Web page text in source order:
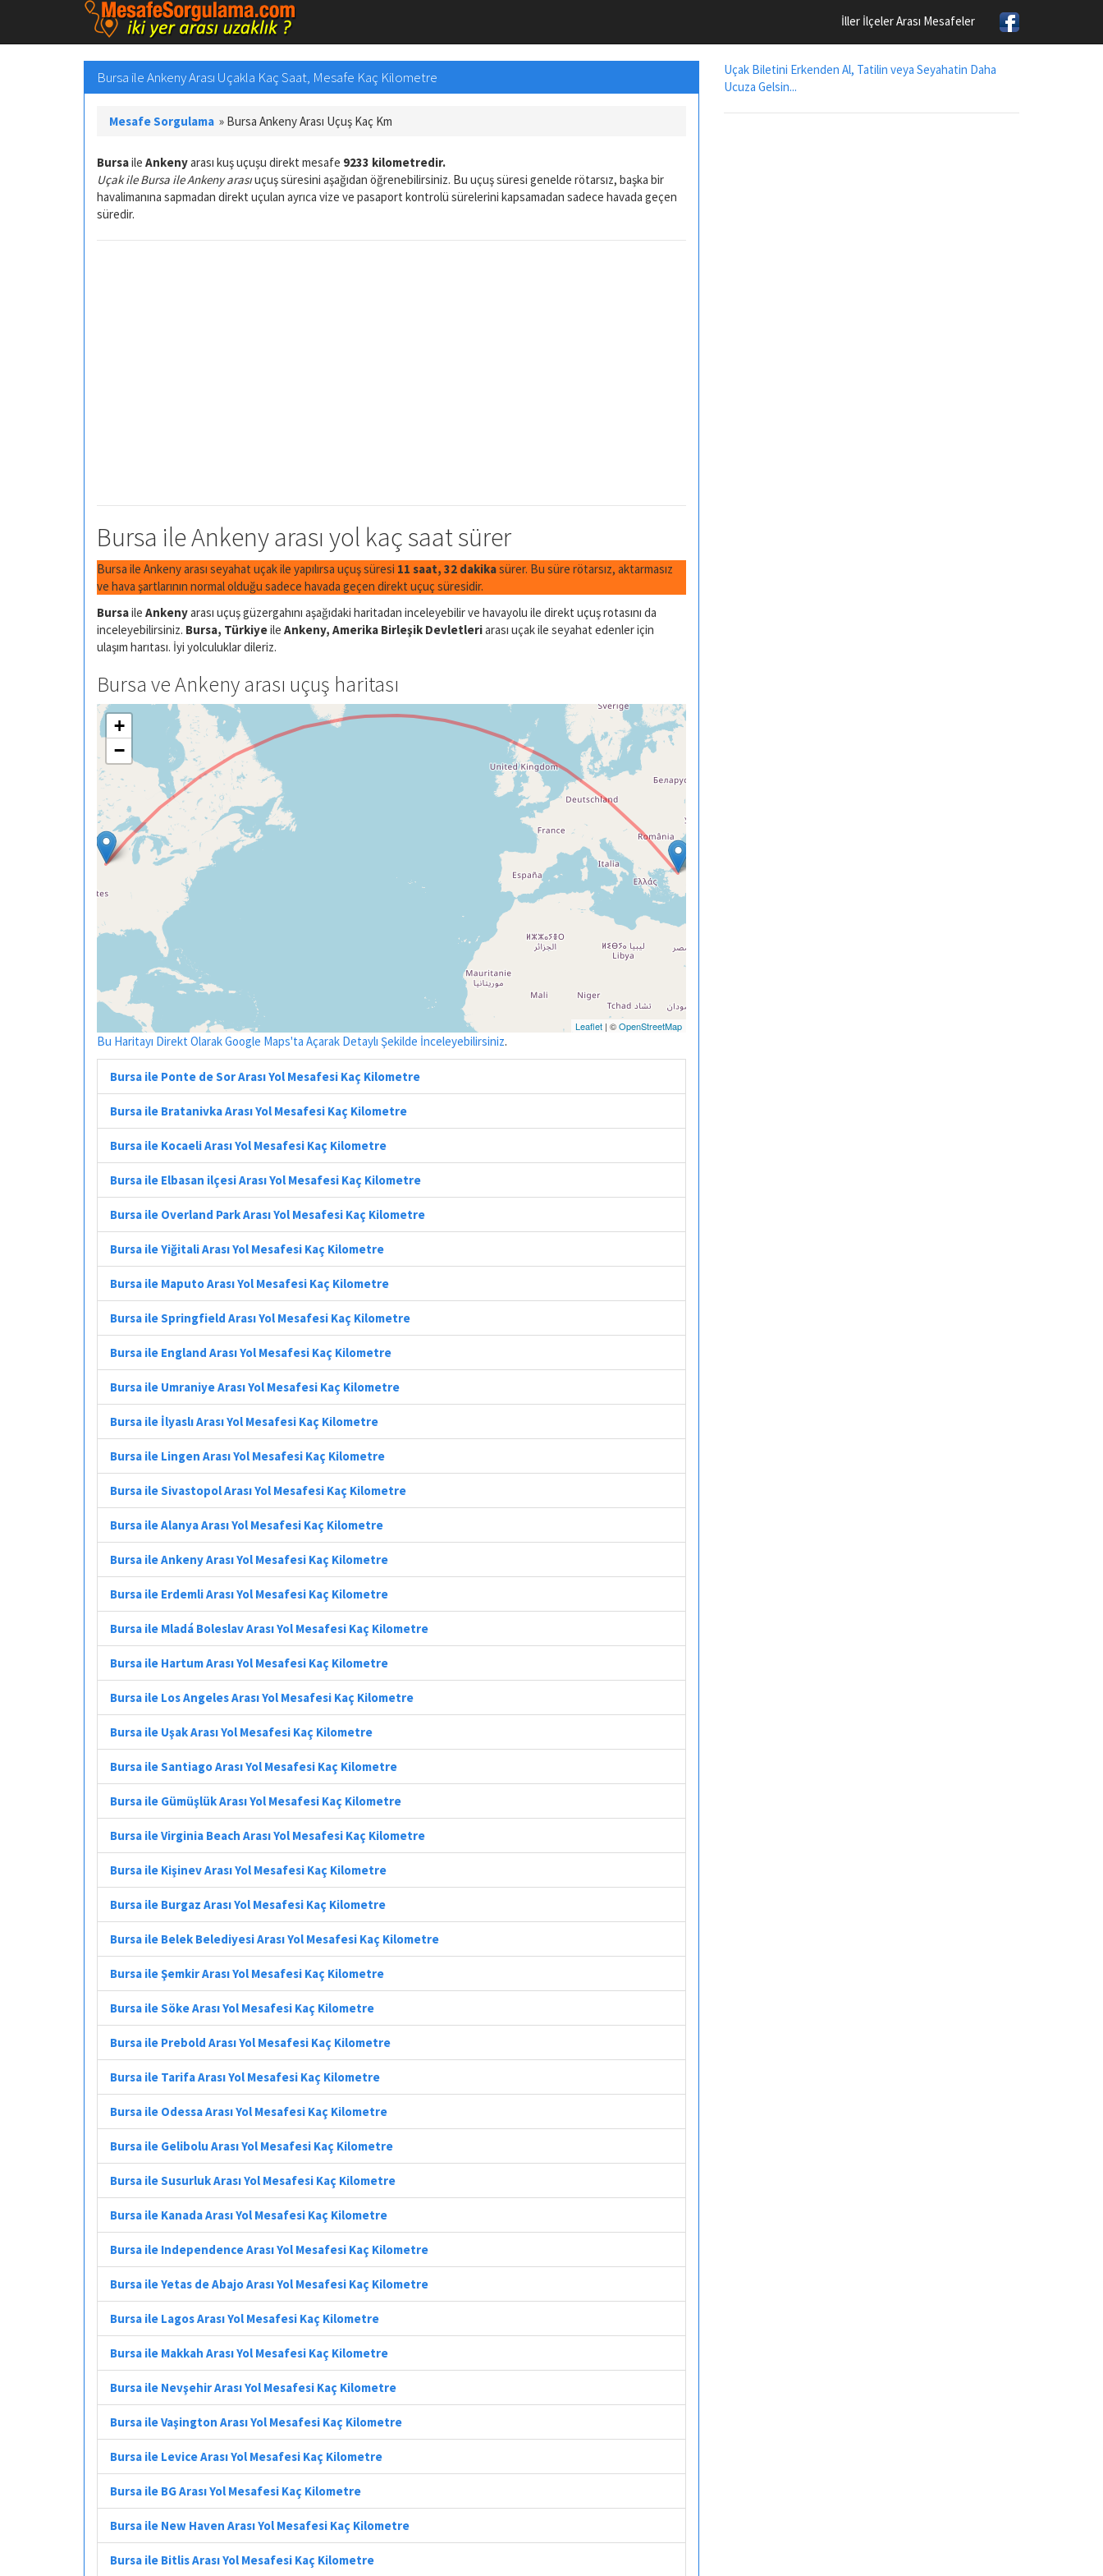
İller İlçeler Arası Mesafeler
Bursa ile Ankeny Arası Uçakla Kaç Saat, Mesafe Kaç Kilometre
Mesafe Sorgulama » Bursa Ankeny Arası Uçuş Kaç Km
Bursaile Ankenyarası kuş uçuşu direkt mesafe 9233 kilometredir.
Uçak ile Bursa ile Ankeny arasıuçuş süresini aşağıdan öğrenebilirsiniz. Bu uçuş süresi genelde rötarsız, başka bir
havalimanına sapmadan direkt uçulan ayrıca vize ve pasaport kontrolü sürelerini kapsamadan sadece havada geçen
süredir.
Bursa ile Ankeny arası yol kaç saat sürer
Bursa ile Ankeny arası seyahat uçak ile yapılırsa uçuş süresi 11 saat, 32 dakikasürer. Bu süre rötarsız, aktarmasız
ve hava şartlarının normal olduğu sadece havada geçen direkt uçuç süresidir.
Bursaile Ankenyarası uçuş güzergahını aşağıdaki haritadan inceleyebilir ve havayolu ile direkt uçuş rotasını da
inceleyebilirsiniz. Bursa, Türkiyeile Ankeny, Amerika Birleşik Devletleriarası uçak ile seyahat edenler için
ulaşım harıtası. İyi yolculuklar dileriz.
Bursa ve Ankeny arası uçuş haritası
+
−
Leaflet | ©OpenStreetMap
Bu Haritayı Direkt Olarak Google Maps'ta Açarak Detaylı Şekilde İnceleyebilirsiniz.
Bursa ile Ponte de Sor Arası Yol Mesafesi Kaç Kilometre
Bursa ile Bratanivka Arası Yol Mesafesi Kaç Kilometre
Bursa ile Kocaeli Arası Yol Mesafesi Kaç Kilometre
Bursa ile Elbasan ilçesi Arası Yol Mesafesi Kaç Kilometre
Bursa ile Overland Park Arası Yol Mesafesi Kaç Kilometre
Bursa ile Yiğitali Arası Yol Mesafesi Kaç Kilometre
Bursa ile Maputo Arası Yol Mesafesi Kaç Kilometre
Bursa ile Springfield Arası Yol Mesafesi Kaç Kilometre
Bursa ile England Arası Yol Mesafesi Kaç Kilometre
Bursa ile Umraniye Arası Yol Mesafesi Kaç Kilometre
Bursa ile İlyaslı Arası Yol Mesafesi Kaç Kilometre
Bursa ile Lingen Arası Yol Mesafesi Kaç Kilometre
Bursa ile Sivastopol Arası Yol Mesafesi Kaç Kilometre
Bursa ile Alanya Arası Yol Mesafesi Kaç Kilometre
Bursa ile Ankeny Arası Yol Mesafesi Kaç Kilometre
Bursa ile Erdemli Arası Yol Mesafesi Kaç Kilometre
Bursa ile Mladá Boleslav Arası Yol Mesafesi Kaç Kilometre
Bursa ile Hartum Arası Yol Mesafesi Kaç Kilometre
Bursa ile Los Angeles Arası Yol Mesafesi Kaç Kilometre
Bursa ile Uşak Arası Yol Mesafesi Kaç Kilometre
Bursa ile Santiago Arası Yol Mesafesi Kaç Kilometre
Bursa ile Gümüşlük Arası Yol Mesafesi Kaç Kilometre
Bursa ile Virginia Beach Arası Yol Mesafesi Kaç Kilometre
Bursa ile Kişinev Arası Yol Mesafesi Kaç Kilometre
Bursa ile Burgaz Arası Yol Mesafesi Kaç Kilometre
Bursa ile Belek Belediyesi Arası Yol Mesafesi Kaç Kilometre
Bursa ile Şemkir Arası Yol Mesafesi Kaç Kilometre
Bursa ile Söke Arası Yol Mesafesi Kaç Kilometre
Bursa ile Prebold Arası Yol Mesafesi Kaç Kilometre
Bursa ile Tarifa Arası Yol Mesafesi Kaç Kilometre
Bursa ile Odessa Arası Yol Mesafesi Kaç Kilometre
Bursa ile Gelibolu Arası Yol Mesafesi Kaç Kilometre
Bursa ile Susurluk Arası Yol Mesafesi Kaç Kilometre
Bursa ile Kanada Arası Yol Mesafesi Kaç Kilometre
Bursa ile Independence Arası Yol Mesafesi Kaç Kilometre
Bursa ile Yetas de Abajo Arası Yol Mesafesi Kaç Kilometre
Bursa ile Lagos Arası Yol Mesafesi Kaç Kilometre
Bursa ile Makkah Arası Yol Mesafesi Kaç Kilometre
Bursa ile Nevşehir Arası Yol Mesafesi Kaç Kilometre
Bursa ile Vaşington Arası Yol Mesafesi Kaç Kilometre
Bursa ile Levice Arası Yol Mesafesi Kaç Kilometre
Bursa ile BG Arası Yol Mesafesi Kaç Kilometre
Bursa ile New Haven Arası Yol Mesafesi Kaç Kilometre
Bursa ile Bitlis Arası Yol Mesafesi Kaç Kilometre
Uçak Biletini Erkenden Al, Tatilin veya Seyahatin Daha
Ucuza Gelsin...